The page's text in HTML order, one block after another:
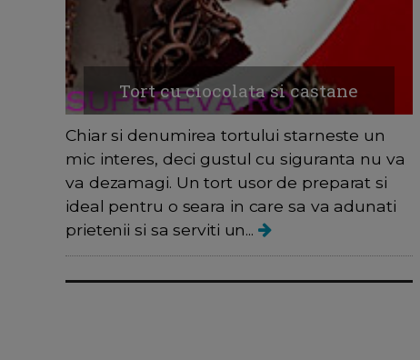
Tort cu ciocolata si castane
Chiar si denumirea tortului starneste un
mic interes, deci gustul cu siguranta nu va
va dezamagi. Un tort usor de preparat si
ideal pentru o seara in care sa va adunati
prietenii si sa serviti un...